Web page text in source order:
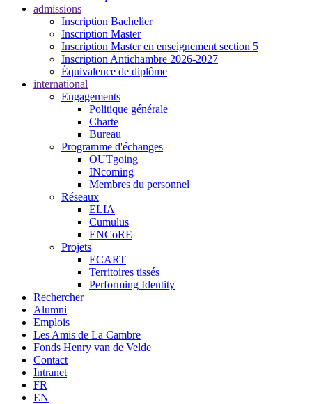
admissions
Inscription Bachelier
Inscription Master
Inscription Master en enseignement section 5
Inscription Antichambre 2026-2027
Équivalence de diplôme
international
Engagements
Politique générale
Charte
Bureau
Programme d'échanges
OUTgoing
INcoming
Membres du personnel
Réseaux
ELIA
Cumulus
ENCoRE
Projets
ECART
Territoires tissés
Performing Identity
Rechercher
Alumni
Emplois
Les Amis de La Cambre
Fonds Henry van de Velde
Contact
Intranet
FR
EN